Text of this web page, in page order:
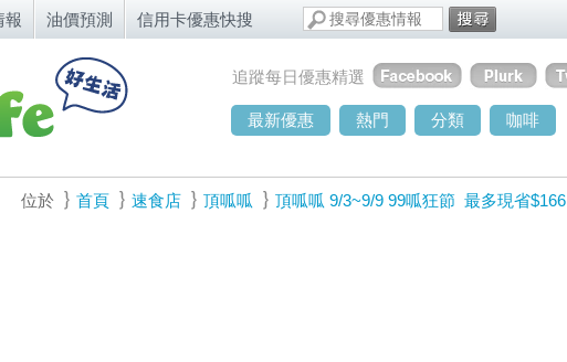
報 油價預測 信用卡優惠快搜
追蹤每日優惠精選
最新優惠 熱門 分類 咖啡
位於 首頁 速食店 頂呱呱 頂呱呱 9/3~9/9 99呱狂節 最多現省$166